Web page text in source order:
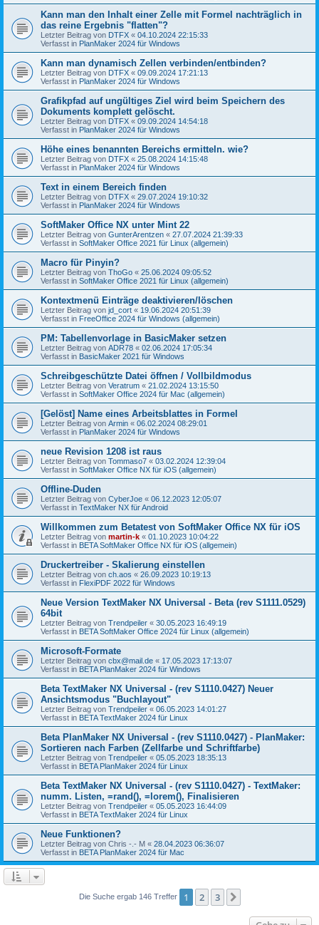
Kann man den Inhalt einer Zelle mit Formel nachträglich in
das reine Ergebnis "flatten"?
Letzter Beitrag von DTFX « 04.10.2024 22:15:33
Verfasst in PlanMaker 2024 für Windows
Kann man dynamisch Zellen verbinden/entbinden?
Letzter Beitrag von DTFX « 09.09.2024 17:21:13
Verfasst in PlanMaker 2024 für Windows
Grafikpfad auf ungültiges Ziel wird beim Speichern des
Dokuments komplett gelöscht.
Letzter Beitrag von DTFX « 09.09.2024 14:54:18
Verfasst in PlanMaker 2024 für Windows
Höhe eines benannten Bereichs ermitteln. wie?
Letzter Beitrag von DTFX « 25.08.2024 14:15:48
Verfasst in PlanMaker 2024 für Windows
Text in einem Bereich finden
Letzter Beitrag von DTFX « 29.07.2024 19:10:32
Verfasst in PlanMaker 2024 für Windows
SoftMaker Office NX unter Mint 22
Letzter Beitrag von GunterArentzen « 27.07.2024 21:39:33
Verfasst in SoftMaker Office 2021 für Linux (allgemein)
Macro für Pinyin?
Letzter Beitrag von ThoGo « 25.06.2024 09:05:52
Verfasst in SoftMaker Office 2021 für Linux (allgemein)
Kontextmenü Einträge deaktivieren/löschen
Letzter Beitrag von jd_cort « 19.06.2024 20:51:39
Verfasst in FreeOffice 2024 für Windows (allgemein)
PM: Tabellenvorlage in BasicMaker setzen
Letzter Beitrag von ADR78 « 02.06.2024 17:05:34
Verfasst in BasicMaker 2021 für Windows
Schreibgeschützte Datei öffnen / Vollbildmodus
Letzter Beitrag von Veratrum « 21.02.2024 13:15:50
Verfasst in SoftMaker Office 2024 für Mac (allgemein)
[Gelöst] Name eines Arbeitsblattes in Formel
Letzter Beitrag von Armin « 06.02.2024 08:29:01
Verfasst in PlanMaker 2024 für Windows
neue Revision 1208 ist raus
Letzter Beitrag von Tommaso7 « 03.02.2024 12:39:04
Verfasst in SoftMaker Office NX für iOS (allgemein)
Offline-Duden
Letzter Beitrag von CyberJoe « 06.12.2023 12:05:07
Verfasst in TextMaker NX für Android
Willkommen zum Betatest von SoftMaker Office NX für iOS
Letzter Beitrag von martin-k « 01.10.2023 10:04:22
Verfasst in BETA SoftMaker Office NX für iOS (allgemein)
Druckertreiber - Skalierung einstellen
Letzter Beitrag von ch.aos « 26.09.2023 10:19:13
Verfasst in FlexiPDF 2022 für Windows
Neue Version TextMaker NX Universal - Beta (rev S1111.0529)
64bit
Letzter Beitrag von Trendpeiler « 30.05.2023 16:49:19
Verfasst in BETA SoftMaker Office 2024 für Linux (allgemein)
Microsoft-Formate
Letzter Beitrag von cbx@mail.de « 17.05.2023 17:13:07
Verfasst in BETA PlanMaker 2024 für Windows
Beta TextMaker NX Universal - (rev S1110.0427) Neuer
Ansichtsmodus "Buchlayout"
Letzter Beitrag von Trendpeiler « 06.05.2023 14:01:27
Verfasst in BETA TextMaker 2024 für Linux
Beta PlanMaker NX Universal - (rev S1110.0427) - PlanMaker:
Sortieren nach Farben (Zellfarbe und Schriftfarbe)
Letzter Beitrag von Trendpeiler « 05.05.2023 18:35:13
Verfasst in BETA PlanMaker 2024 für Linux
Beta TextMaker NX Universal - (rev S1110.0427) - TextMaker:
numm. Listen, =rand(), =lorem(), Finalisieren
Letzter Beitrag von Trendpeiler « 05.05.2023 16:44:09
Verfasst in BETA TextMaker 2024 für Linux
Neue Funktionen?
Letzter Beitrag von Chris -.- M « 28.04.2023 06:36:07
Verfasst in BETA PlanMaker 2024 für Mac
Die Suche ergab 146 Treffer 1 2 3